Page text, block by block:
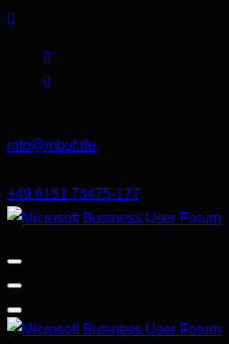
Skip
content
info@mbuf.de
+49 6151 73475-177